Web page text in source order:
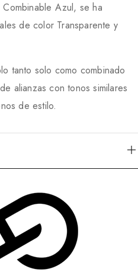
Azul, se ha
de color Transparente y
tanto solo como combinado
alianzas con tonos similares
de estilo.